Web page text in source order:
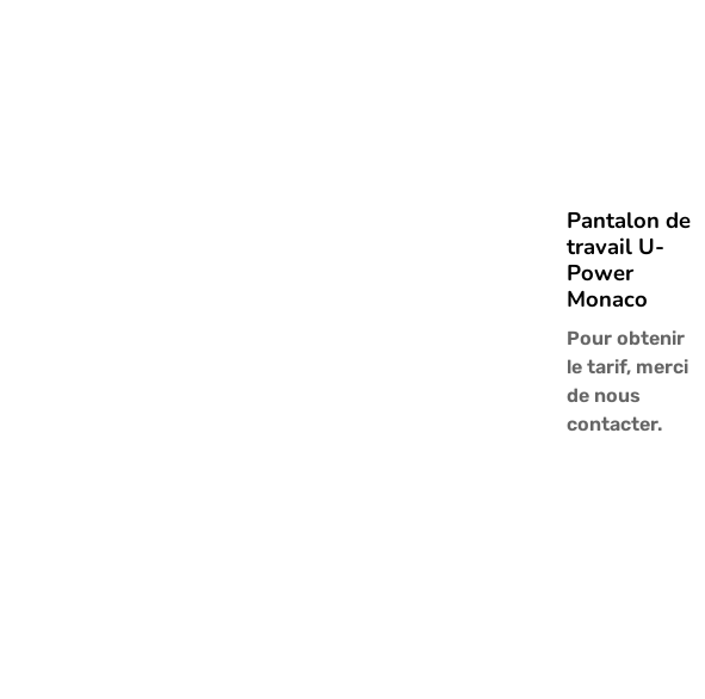
Pantalon de
travail U-
Power
Monaco
Pour obtenir
le tarif, merci
de nous
contacter.